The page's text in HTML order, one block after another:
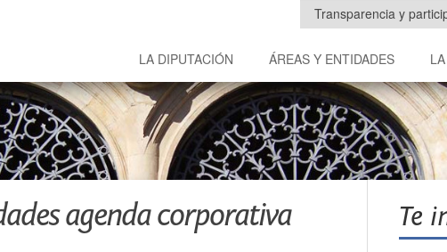
Transparencia y
LA DIPUTACIÓN ÁREAS Y ENTIDADES
agenda corporativa Te